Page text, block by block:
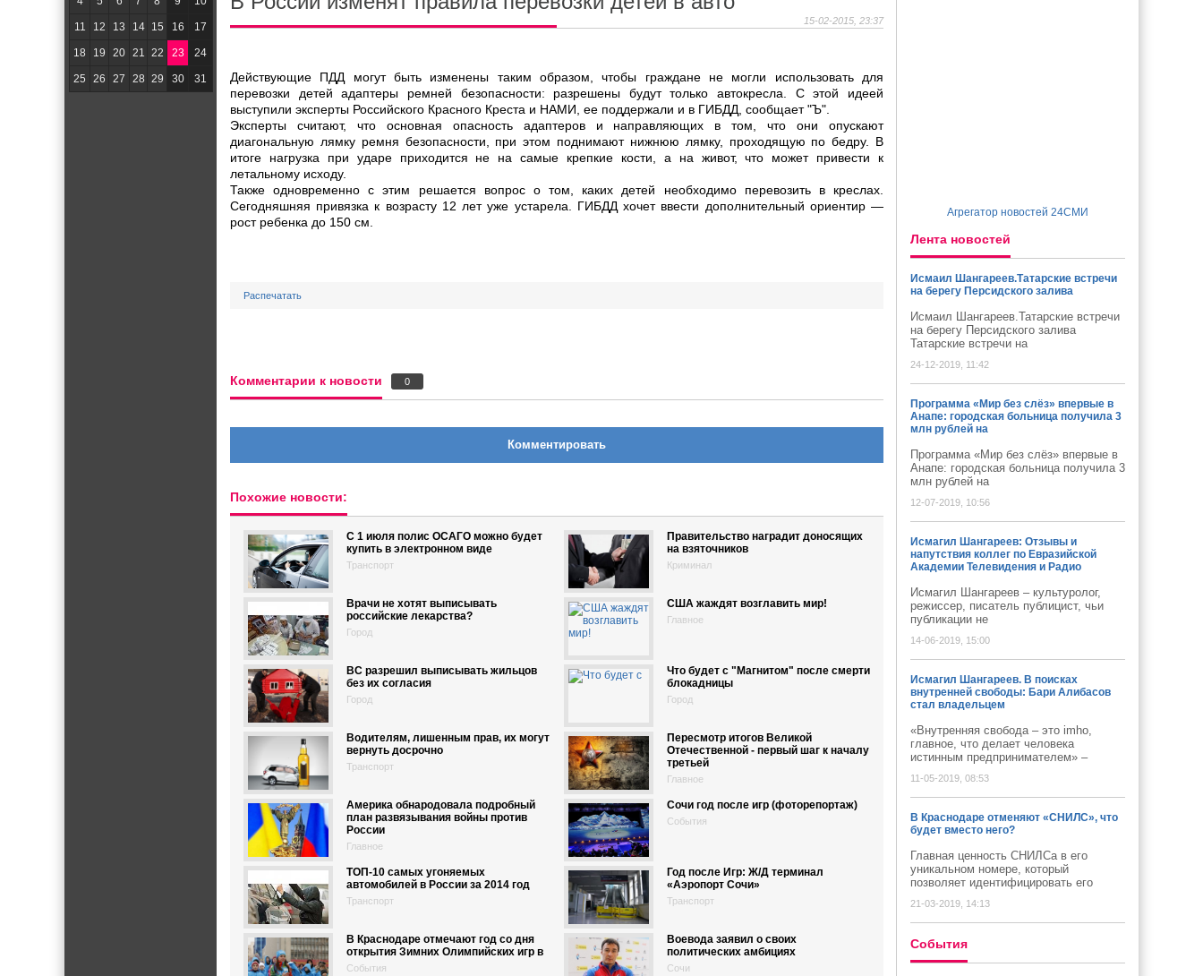
15-02-2015, 23:37
Действующие ПДД могут быть изменены таким образом, чтобы граждане не могли использовать для
перевозки детей адаптеры ремней безопасности: разрешены будут только автокресла. С этой идеей
выступили эксперты Российского Красного Креста и НАМИ, ее поддержали и в ГИБДД, сообщает "Ъ".
Эксперты считают, что основная опасность адаптеров и направляющих в том, что они опускают
диагональную лямку ремня безопасности, при этом поднимают нижнюю лямку, проходящую по бедру. В
итоге нагрузка при ударе приходится не на самые крепкие кости, а на живот, что может привести к
летальному исходу.
Также одновременно с этим решается вопрос о том, каких детей необходимо перевозить в креслах.
Сегодняшняя привязка к возрасту 12 лет уже устарела. ГИБДД хочет ввести дополнительный ориентир —
рост ребенка до 150 см.
Распечатать
Комментарии к новости 0
Комментировать
Похожие новости:
С 1 июля полис ОСАГО можно будет
купить в электронном виде
Транспорт
Правительство наградит доносящих
на взяточников
Криминал
Врачи не хотят выписывать
российские лекарства?
Город
США жаждят возглавить мир!
Главное
ВС разрешил выписывать жильцов
без их согласия
Город
Что будет с "Магнитом" после смерти
блокадницы
Город
Водителям, лишенным прав, их могут
вернуть досрочно
Транспорт
Пересмотр итогов Великой
Отечественной - первый шаг к началу
третьей
Главное
Америка обнародовала подробный
план развязывания войны против
России
Главное
Сочи год после игр (фоторепортаж)
События
ТОП-10 самых угоняемых
автомобилей в России за 2014 год
Транспорт
Год после Игр: Ж/Д терминал
«Аэропорт Сочи»
Транспорт
В Краснодаре отмечают год со дня
открытия Зимних Олимпийских игр в
События
Воевода заявил о своих
политических амбициях
Сочи
11 12 13 14 15 16 17
18 19 20 21 22 23 24
25 26 27 28 29 30 31
Агрегатор новостей 24СМИ
Лента новостей
Исмаил Шангареев.Татарские встречи
на берегу Персидского залива
Исмаил Шангареев.Татарские встречи
на берегу Персидского залива
Татарские встречи на
24-12-2019, 11:42
Программа «Мир без слёз» впервые в
Анапе: городская больница получила 3
млн рублей на
Программа «Мир без слёз» впервые в
Анапе: городская больница получила 3
млн рублей на
12-07-2019, 10:56
Исмагил Шангареев: Отзывы и
напутствия коллег по Евразийской
Академии Телевидения и Радио
Исмагил Шангареев – культуролог,
режиссер, писатель публицист, чьи
публикации не
14-06-2019, 15:00
Исмагил Шангареев. В поисках
внутренней свободы: Бари Алибасов
стал владельцем
«Внутренняя свобода – это imho,
главное, что делает человека
истинным предпринимателем» –
11-05-2019, 08:53
В Краснодаре отменяют «СНИЛС», что
будет вместо него?
Главная ценность СНИЛСа в его
уникальном номере, который
позволяет идентифицировать его
21-03-2019, 14:13
Cобытия